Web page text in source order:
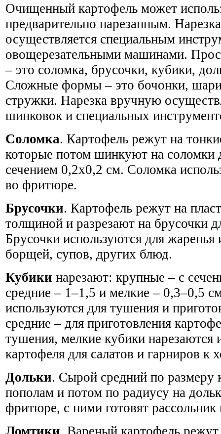
Очищенный картофель может
предварительно нарезанным.
осуществляется специальным
овощерезательными машинами.
– это соломка, брусочки, кубики,
Сложные формы – это бочонки,
стружки. Нарезка вручную
шинковок и специальных
Соломка. Картофель режут на
которые потом шинкуют на соломки
сечением 0,2x0,2 см. Соломка
во фритюре.
Брусочки. Картофель режут на
толщиной и разрезают на брусочки
Брусочки используются для жаренья
борщей, супов, других блюд.
Кубики нарезают: крупные – с
средние – 1–1,5 и мелкие – 0,3–0,5
используются для тушения и
средние – для приготовления
тушения, мелкие кубики нарезаются
картофеля для салатов и гарниров
Дольки. Сырой средний по размеру
пополам и потом по радиусу на
фритюре, с ними готовят рассольник
Ломтики . Вареный картофель